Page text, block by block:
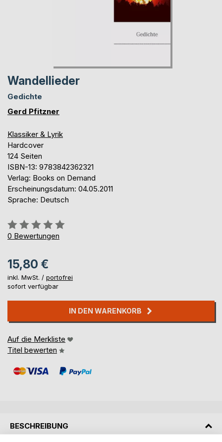
Wandellieder
Gedichte
Gerd Pfitzner
Klassiker & Lyrik
Hardcover
124 Seiten
ISBN-13: 9783842362321
Verlag: Books on Demand
Erscheinungsdatum: 04.05.2011
Sprache: Deutsch
Bewertung::
0%
0 Bewertungen
15,80 €
inkl. MwSt. / portofrei
sofort verfügbar
IN DEN WARENKORB
Auf die Merkliste
Titel bewerten
BESCHREIBUNG